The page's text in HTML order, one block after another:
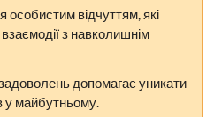
особистим відчуттям, які
з навколишнім
допомагає уникати
у майбутньому.